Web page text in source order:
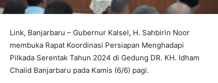
Link, Banjarbaru – Gubernur Kalsel, H. Sahbirin Noor
membuka Rapat Koordinasi Persiapan Menghadapi
Pilkada Serentak Tahun 2024 di Gedung DR. KH. Idham
Chalid Banjarbaru pada Kamis (6/6) pagi.